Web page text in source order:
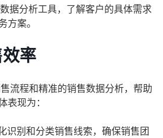
据分析工具，了解客户的具体需求
方案。
率
流程和精准的销售数据分析，帮助
表现为：
识别和分类销售线索，确保销售团